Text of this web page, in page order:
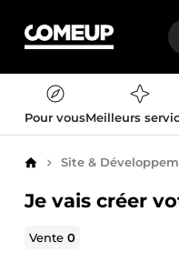
Pour vousMeilleurs
AccueilSite &
Je vais créer
Vente0